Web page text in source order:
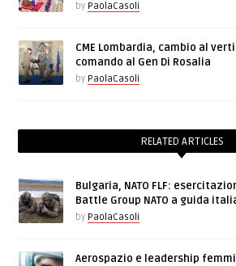
by PaolaCasoli
CME Lombardia, cambio al
comando al Gen Di Rosalia
by PaolaCasoli
RELATED ARTICLES
Bulgaria, NATO FLF:
Battle Group NATO a guida
by PaolaCasoli
Aerospazio e leadership